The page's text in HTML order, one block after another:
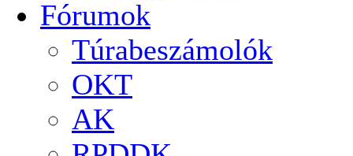
Fórumok
Túrabeszámolók
OKT
AK